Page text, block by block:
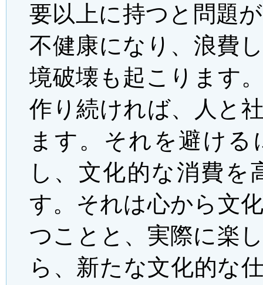
要以上に持つと問題
不健康になり、浪費
境破壊も起こります
作り続ければ、人と
ます。それを避け
し、文化的な消費
す。それは心から文
つことと、実際に楽
ら、新たな文化的な